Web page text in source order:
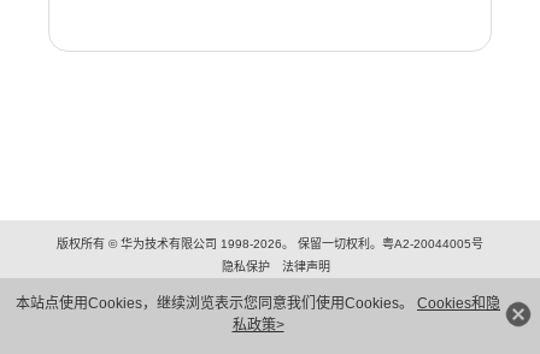
本站点使用Cookies，继续浏览表示您同意我们使用Cookies。 Cookies和隐
私政策>
版权所有 © 华为技术有限公司 1998-2026。 保留一切权利。粤A2-20044005号
隐私保护
法律声明